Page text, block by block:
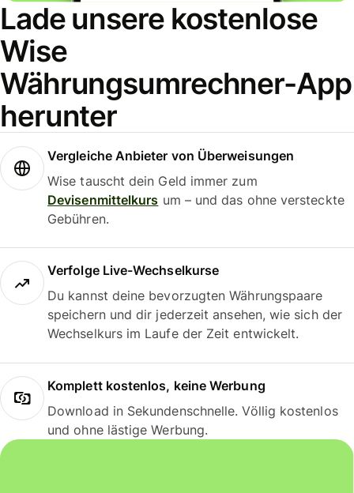
Lade unsere kostenlose
Wise
Währungsumrechner-App
herunter
Vergleiche Anbieter von Überweisungen
Wise tauscht dein Geld immer zum
Devisenmittelkurs um – und das ohne versteckte
Gebühren.
Verfolge Live-Wechselkurse
Du kannst deine bevorzugten Währungspaare
speichern und dir jederzeit ansehen, wie sich der
Wechselkurs im Laufe der Zeit entwickelt.
Komplett kostenlos, keine Werbung
Download in Sekundenschnelle. Völlig kostenlos
und ohne lästige Werbung.